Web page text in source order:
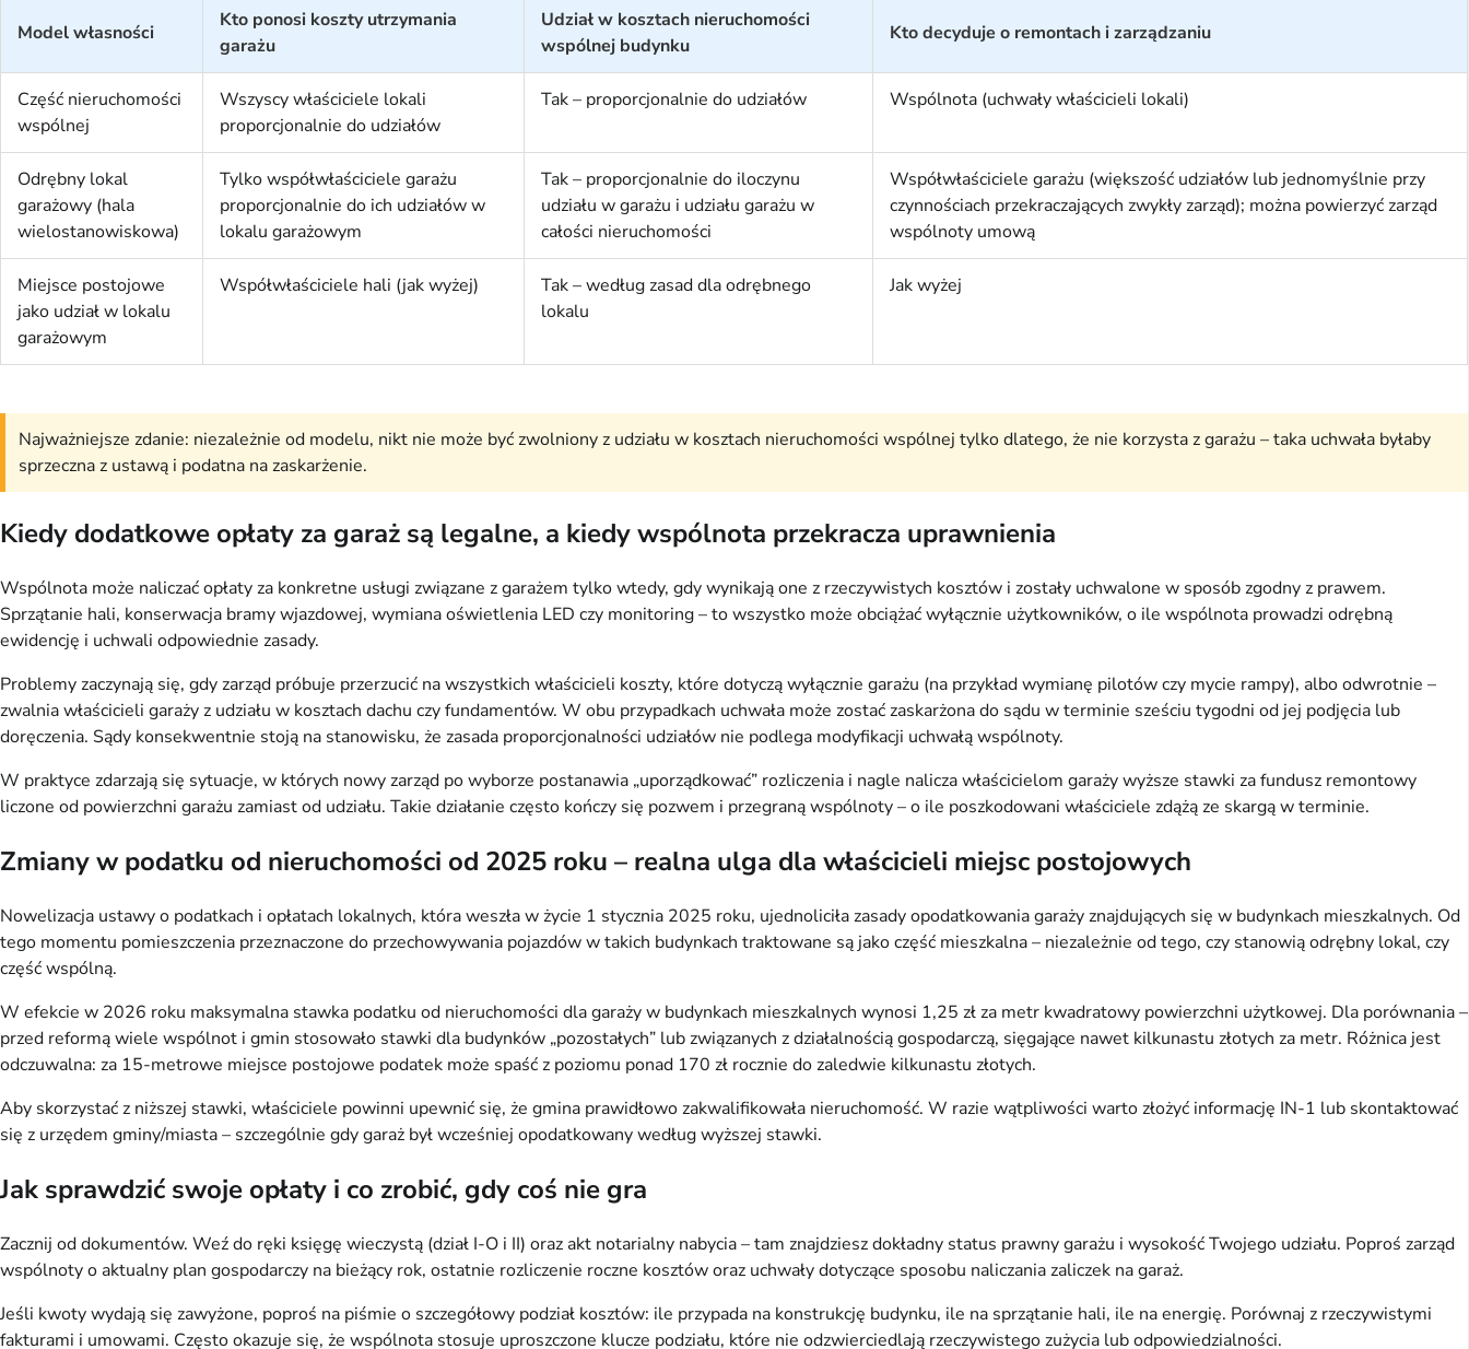
Model własności
Kto ponosi koszty utrzymania
garażu
Udział w kosztach nieruchomości
wspólnej budynku
Kto decyduje o remontach i zarządzaniu
Część nieruchomości
wspólnej
Wszyscy właściciele lokali
proporcjonalnie do udziałów
Tak – proporcjonalnie do udziałów Wspólnota (uchwały właścicieli lokali)
Odrębny lokal
garażowy (hala
wielostanowiskowa)
Tylko współwłaściciele garażu
proporcjonalnie do ich udziałów w
lokalu garażowym
Tak – proporcjonalnie do iloczynu
udziału w garażu i udziału garażu w
całości nieruchomości
Współwłaściciele garażu (większość udziałów lub jednomyślnie przy
czynnościach przekraczających zwykły zarząd); można powierzyć zarząd
wspólnoty umową
Miejsce postojowe
jako udział w lokalu
garażowym
Współwłaściciele hali (jak wyżej)
Tak – według zasad dla odrębnego
lokalu
Jak wyżej
Najważniejsze zdanie: niezależnie od modelu, nikt nie może być zwolniony z udziału w kosztach nieruchomości wspólnej tylko dlatego, że nie korzysta z garażu – taka uchwała byłaby
sprzeczna z ustawą i podatna na zaskarżenie.
Kiedy dodatkowe opłaty za garaż są legalne, a kiedy wspólnota przekracza uprawnienia
Wspólnota może naliczać opłaty za konkretne usługi związane z garażem tylko wtedy, gdy wynikają one z rzeczywistych kosztów i zostały uchwalone w sposób zgodny z prawem.
Sprzątanie hali, konserwacja bramy wjazdowej, wymiana oświetlenia LED czy monitoring – to wszystko może obciążać wyłącznie użytkowników, o ile wspólnota prowadzi odrębną
ewidencję i uchwali odpowiednie zasady.
Problemy zaczynają się, gdy zarząd próbuje przerzucić na wszystkich właścicieli koszty, które dotyczą wyłącznie garażu (na przykład wymianę pilotów czy mycie rampy), albo odwrotnie –
zwalnia właścicieli garaży z udziału w kosztach dachu czy fundamentów. W obu przypadkach uchwała może zostać zaskarżona do sądu w terminie sześciu tygodni od jej podjęcia lub
doręczenia. Sądy konsekwentnie stoją na stanowisku, że zasada proporcjonalności udziałów nie podlega modyfikacji uchwałą wspólnoty.
W praktyce zdarzają się sytuacje, w których nowy zarząd po wyborze postanawia „uporządkować” rozliczenia i nagle nalicza właścicielom garaży wyższe stawki za fundusz remontowy
liczone od powierzchni garażu zamiast od udziału. Takie działanie często kończy się pozwem i przegraną wspólnoty – o ile poszkodowani właściciele zdążą ze skargą w terminie.
Zmiany w podatku od nieruchomości od 2025 roku – realna ulga dla właścicieli miejsc postojowych
Nowelizacja ustawy o podatkach i opłatach lokalnych, która weszła w życie 1 stycznia 2025 roku, ujednoliciła zasady opodatkowania garaży znajdujących się w budynkach mieszkalnych. Od
tego momentu pomieszczenia przeznaczone do przechowywania pojazdów w takich budynkach traktowane są jako część mieszkalna – niezależnie od tego, czy stanowią odrębny lokal, czy
część wspólną.
W efekcie w 2026 roku maksymalna stawka podatku od nieruchomości dla garaży w budynkach mieszkalnych wynosi 1,25 zł za metr kwadratowy powierzchni użytkowej. Dla porównania –
przed reformą wiele wspólnot i gmin stosowało stawki dla budynków „pozostałych” lub związanych z działalnością gospodarczą, sięgające nawet kilkunastu złotych za metr. Różnica jest
odczuwalna: za 15-metrowe miejsce postojowe podatek może spaść z poziomu ponad 170 zł rocznie do zaledwie kilkunastu złotych.
Aby skorzystać z niższej stawki, właściciele powinni upewnić się, że gmina prawidłowo zakwalifikowała nieruchomość. W razie wątpliwości warto złożyć informację IN-1 lub skontaktować
się z urzędem gminy/miasta – szczególnie gdy garaż był wcześniej opodatkowany według wyższej stawki.
Jak sprawdzić swoje opłaty i co zrobić, gdy coś nie gra
Zacznij od dokumentów. Weź do ręki księgę wieczystą (dział I-O i II) oraz akt notarialny nabycia – tam znajdziesz dokładny status prawny garażu i wysokość Twojego udziału. Poproś zarząd
wspólnoty o aktualny plan gospodarczy na bieżący rok, ostatnie rozliczenie roczne kosztów oraz uchwały dotyczące sposobu naliczania zaliczek na garaż.
Jeśli kwoty wydają się zawyżone, poproś na piśmie o szczegółowy podział kosztów: ile przypada na konstrukcję budynku, ile na sprzątanie hali, ile na energię. Porównaj z rzeczywistymi
fakturami i umowami. Często okazuje się, że wspólnota stosuje uproszczone klucze podziału, które nie odzwierciedlają rzeczywistego zużycia lub odpowiedzialności.